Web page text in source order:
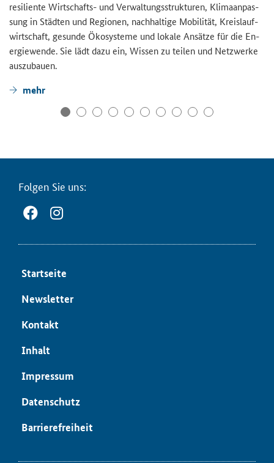
re­si­li­en­te Wirtschafts-​ und Ver­wal­tungs­struk­tu­ren, Kli­ma­an­pas­
sung in Städ­ten und Re­gio­nen, nach­hal­ti­ge Mo­bi­li­tät, Kreis­lauf­
wirt­schaft, ge­sun­de Öko­sys­te­me und lo­ka­le An­sät­ze für die En­
er­gie­wen­de. Sie lädt dazu ein, Wis­sen zu tei­len und Netz­wer­ke
aus­zu­bau­en.
mehr
Fol­gen Sie uns:
Start­sei­te
News­let­ter
Kon­takt
In­halt
Im­pres­sum
Da­ten­schutz
Bar­rie­re­frei­heit